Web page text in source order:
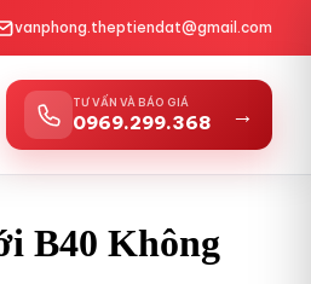
vanphong.theptiendat@gmail.com
TƯ VẤN VÀ BÁO GIÁ
0969.299.368 →
B40 Không